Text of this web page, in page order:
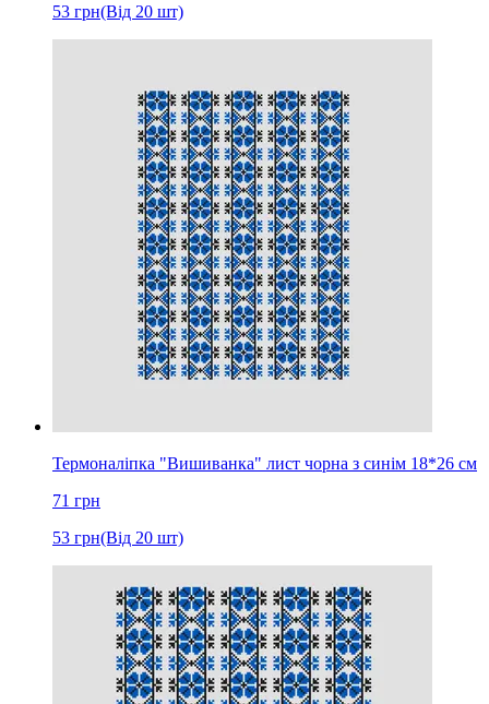
53 грн(Від 20 шт)
Термоналіпка "Вишиванка" лист чорна з синім 18*26 см
71 грн
53 грн(Від 20 шт)